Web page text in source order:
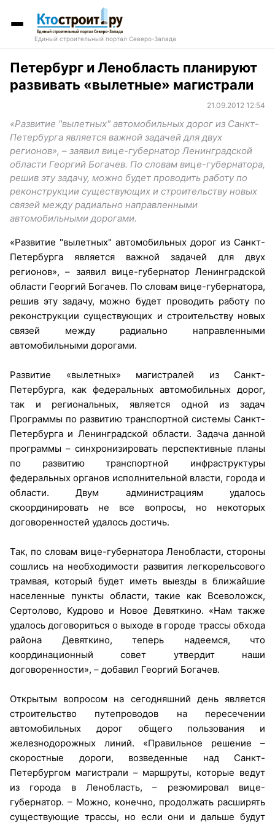
Единый строительный портал Северо-Запада
Петербург и Ленобласть планируют
развивать «вылетные» магистрали
21.09.2012 12:54
«Развитие "вылетных" автомобильных дорог из Санкт-
Петербурга является важной задачей для двух
регионов», – заявил вице-губернатор Ленинградской
области Георгий Богачев. По словам вице-губернатора,
решив эту задачу, можно будет проводить работу по
реконструкции существующих и строительству новых
связей между радиально направленными
автомобильными дорогами.
«Развитие "вылетных" автомобильных дорог из Санкт-
Петербурга является важной задачей для двух
регионов», – заявил вице-губернатор Ленинградской
области Георгий Богачев. По словам вице-губернатора,
решив эту задачу, можно будет проводить работу по
реконструкции существующих и строительству новых
связей между радиально направленными
автомобильными дорогами.
Развитие «вылетных» магистралей из Санкт-
Петербурга, как федеральных автомобильных дорог,
так и региональных, является одной из задач
Программы по развитию транспортной системы Санкт-
Петербурга и Ленинградской области. Задача данной
программы – синхронизировать перспективные планы
по развитию транспортной инфраструктуры
федеральных органов исполнительной власти, города и
области. Двум администрациям удалось
скоординировать не все вопросы, но некоторых
договоренностей удалось достичь.
Так, по словам вице-губернатора Ленобласти, стороны
сошлись на необходимости развития легкорельсового
трамвая, который будет иметь выезды в ближайшие
населенные пункты области, такие как Всеволожск,
Сертолово, Кудрово и Новое Девяткино. «Нам также
удалось договориться о выходе в городе трассы обхода
района Девяткино, теперь надеемся, что
координационный совет утвердит наши
договоренности», – добавил Георгий Богачев.
Открытым вопросом на сегодняшний день является
строительство путепроводов на пересечении
автомобильных дорог общего пользования и
железнодорожных линий. «Правильное решение –
скоростные дороги, возведенные над Санкт-
Петербургом магистрали – маршруты, которые ведут
из города в Ленобласть, – резюмировал вице-
губернатор. – Можно, конечно, продолжать расширять
существующие трассы, но если они и дальше будут